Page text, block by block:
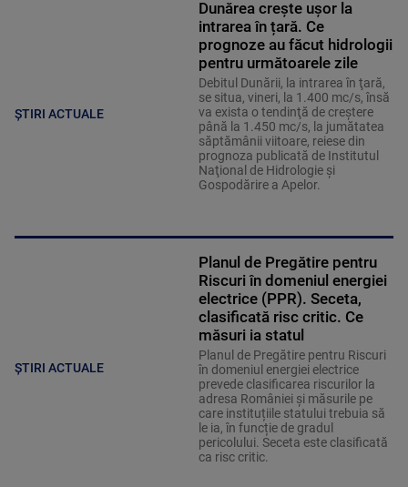
ȘTIRI ACTUALE
Dunărea crește ușor la
intrarea în țară. Ce
prognoze au făcut hidrologii
pentru următoarele zile
Debitul Dunării, la intrarea în ţară,
se situa, vineri, la 1.400 mc/s, însă
va exista o tendinţă de creştere
până la 1.450 mc/s, la jumătatea
săptămânii viitoare, reiese din
prognoza publicată de Institutul
Naţional de Hidrologie şi
Gospodărire a Apelor.
ȘTIRI ACTUALE
Planul de Pregătire pentru
Riscuri în domeniul energiei
electrice (PPR). Seceta,
clasificată risc critic. Ce
măsuri ia statul
Planul de Pregătire pentru Riscuri
în domeniul energiei electrice
prevede clasificarea riscurilor la
adresa României și măsurile pe
care instituțiile statului trebuia să
le ia, în funcție de gradul
pericolului. Seceta este clasificată
ca risc critic.